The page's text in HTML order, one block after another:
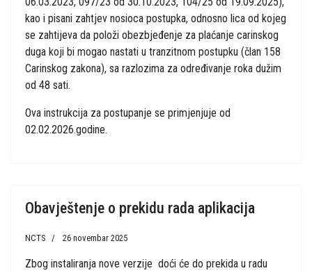
kao i pisani zahtjev nosioca postupka, odnosno lica od kojeg
se zahtijeva da položi obezbjeđenje za plaćanje carinskog
duga koji bi mogao nastati u tranzitnom postupku (član 158
Carinskog zakona), sa razlozima za određivanje roka dužim
od 48 sati.
Ova instrukcija za postupanje se primjenjuje od
02.02.2026.godine.
Obavještenje o prekidu rada aplikacija
NCTS 26 novembar 2025
Zbog instaliranja nove verzije doći će do prekida u radu